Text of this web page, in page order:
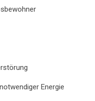
Energie